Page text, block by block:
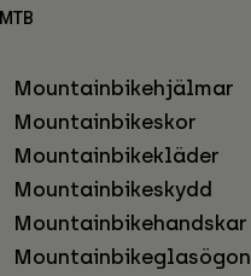
MTB
Mountainbikehjälmar
Mountainbikeskor
Mountainbikekläder
Mountainbikeskydd
Mountainbikehandskar
Mountainbikeglasögon